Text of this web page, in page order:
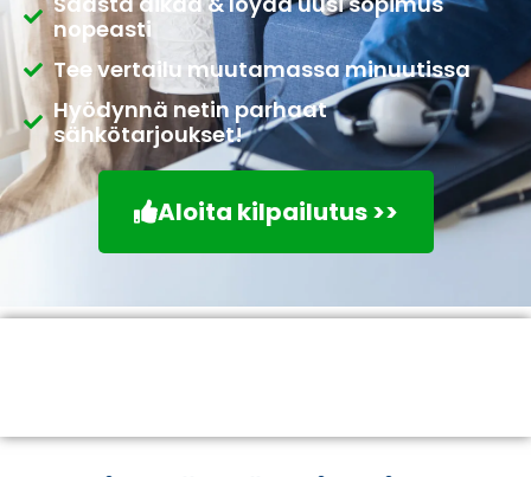
nopeasti
Tee vertailu muutamassa minuutissa
Hyödynnä netin parhaat
sähkötarjoukset!
Aloita kilpailutus >>